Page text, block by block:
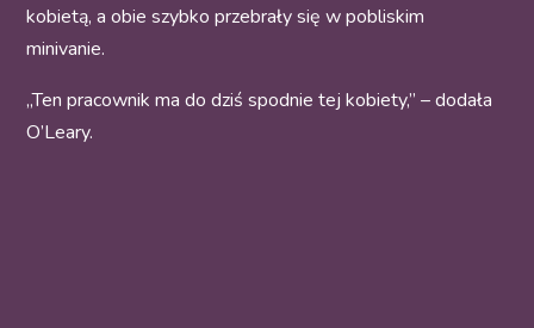
kobietą, a obie szybko przebrały się w pobliskim
minivanie.
„Ten pracownik ma do dziś spodnie tej kobiety,” – dodała
O’Leary.